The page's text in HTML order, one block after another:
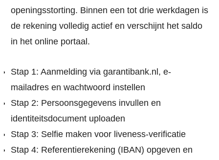
openingsstorting. Binnen een tot drie werkdagen is
de rekening volledig actief en verschijnt het saldo
in het online portaal.
Stap 1: Aanmelding via garantibank.nl, e-
mailadres en wachtwoord instellen
Stap 2: Persoonsgegevens invullen en
identiteitsdocument uploaden
Stap 3: Selfie maken voor liveness-verificatie
Stap 4: Referentierekening (IBAN) opgeven en